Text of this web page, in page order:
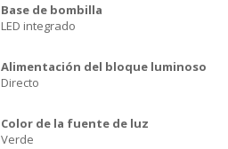
Base de bombilla
LED integrado
Alimentación del bloque luminoso
Directo
Color de la fuente de luz
Verde